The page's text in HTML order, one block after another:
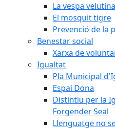
La vespa
El mosquit tigre
Prevenció de la
Benestar social
Xarxa de
Igualtat
Pla Municipal
Espai Dona
Distintiu per la
Forgender Seal
Llenguatge no